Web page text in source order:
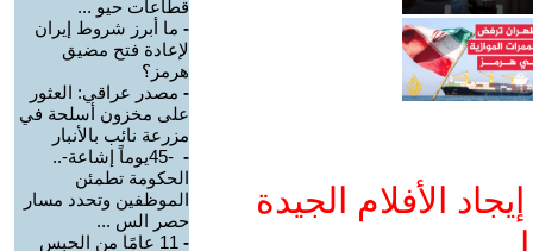
الأفلام الجيدة
قطاعات حيو ...
- ما أبرز شروط إيران
لإعادة فتح مضيق
هرمز؟
- مصدر عراقي: العثور
على مخزون أسلحة في
مزرعة نائب بالأنبار
-
-45يوماً إشاعة-..
الحكومة تطمئن
الموظفين وتحدد مسار
حصر الس ...
-
11 عامًا من الحبس